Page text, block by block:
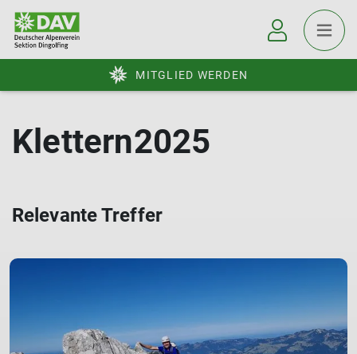
MITGLIED WERDEN
Klettern2025
Relevante Treffer